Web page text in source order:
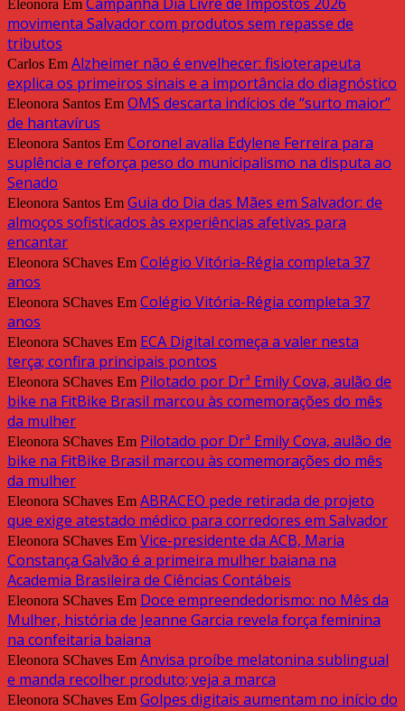
Eleonora Em
movimenta Salvador com produtos sem repasse de
tributos
Carlos Em Alzheimer não é envelhecer: fisioterapeuta
explica os primeiros sinais e a importância do diagnóstico
Eleonora Santos Em OMS descarta indícios de “surto maior”
de hantavírus
Eleonora Santos Em Coronel avalia Edylene Ferreira para
suplência e reforça peso do municipalismo na disputa ao
Senado
Eleonora Santos Em Guia do Dia das Mães em Salvador: de
almoços sofisticados às experiências afetivas para
encantar
Eleonora SChaves Em Colégio Vitória-Régia completa 37
anos
Eleonora SChaves Em Colégio Vitória-Régia completa 37
anos
Eleonora SChaves Em ECA Digital começa a valer nesta
terça; confira principais pontos
Eleonora SChaves Em Pilotado por Drª Emily Cova, aulão de
bike na FitBike Brasil marcou às comemorações do mês
da mulher
Eleonora SChaves Em Pilotado por Drª Emily Cova, aulão de
bike na FitBike Brasil marcou às comemorações do mês
da mulher
Eleonora SChaves Em ABRACEO pede retirada de projeto
que exige atestado médico para corredores em Salvador
Eleonora SChaves Em Vice-presidente da ACB, Maria
Constança Galvão é a primeira mulher baiana na
Academia Brasileira de Ciências Contábeis
Eleonora SChaves Em Doce empreendedorismo: no Mês da
Mulher, história de Jeanne Garcia revela força feminina
na confeitaria baiana
Eleonora SChaves Em Anvisa proíbe melatonina sublingual
e manda recolher produto; veja a marca
Eleonora SChaves Em Golpes digitais aumentam no início do